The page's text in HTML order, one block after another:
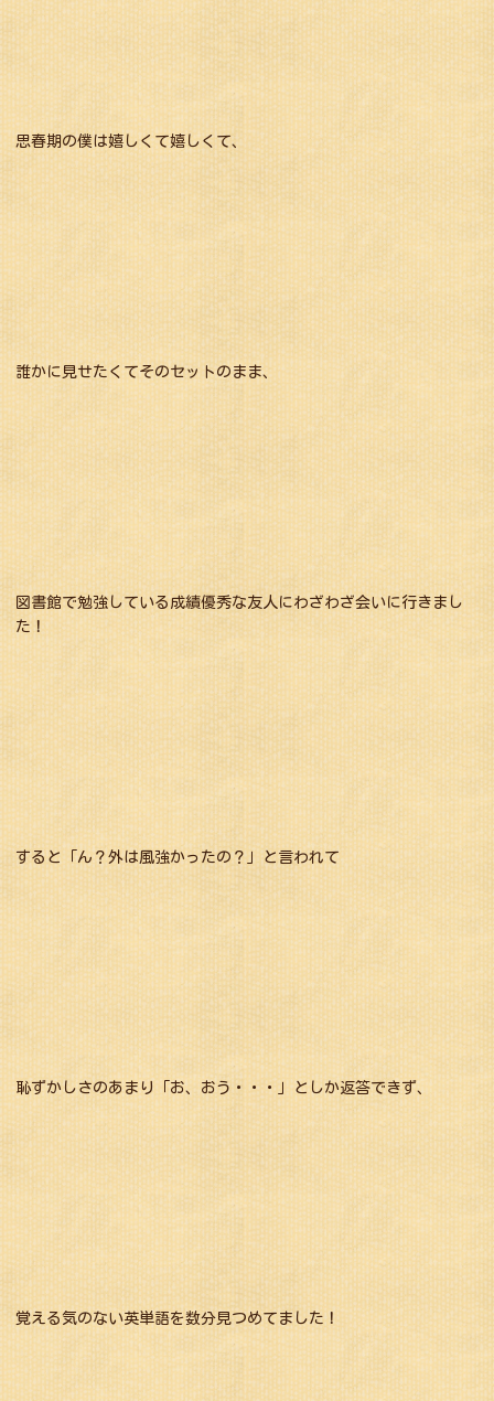
思春期の僕は嬉しくて嬉しくて、
誰かに見せたくてそのセットのまま、
図書館で勉強している成績優秀な友人にわざわざ会いに行きまし
た！
すると「ん？外は風強かったの？」と言われて
恥ずかしさのあまり「お、おう・・・」としか返答できず、
覚える気のない英単語を数分見つめてました！